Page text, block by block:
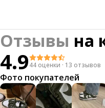
Отзывы на
4.944 оценки · 13 отзывов
Фото покупателей